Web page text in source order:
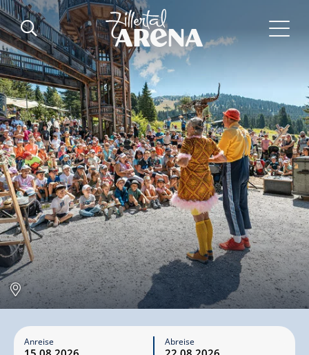
Anreise Abreise